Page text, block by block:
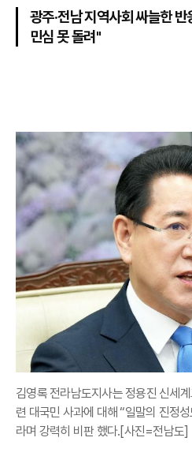
광주·전남 지역사회 싸늘한
민심 못 돌려"
김영록 전라남도지사는 정용진 신세계
련 대국민 사과에 대해 “일말의 진정
라며 강력히 비판 했다.[사진=전남도]